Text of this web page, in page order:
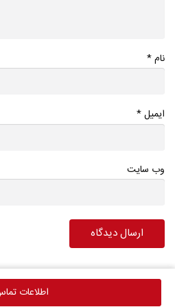
نام*
ایمیل*
وب سایت
اطلاعات
اطلاعات